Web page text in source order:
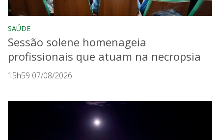
SAÚDE
Sessão solene homenageia
profissionais que atuam na necropsia
15h59 07/08/2026